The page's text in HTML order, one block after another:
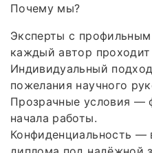
Почему мы?
Эксперты с
каждый автор проходит
Индивидуальный
пожелания научного
Прозрачные условия —
начала работы.
Конфиденциальность —